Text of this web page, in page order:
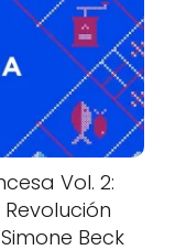
Vol. 2:
Beck